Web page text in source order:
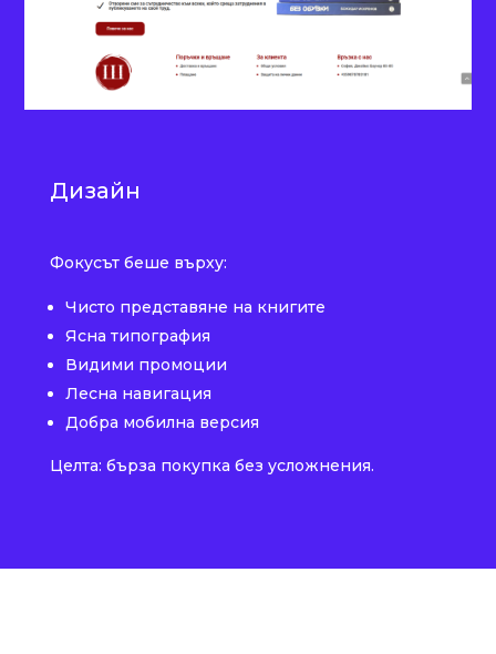
Дизайн
Фокусът беше върху:
Чисто представяне на книгите
Ясна типография
Видими промоции
Лесна навигация
Добра мобилна версия
Целта: бърза покупка без усложнения.